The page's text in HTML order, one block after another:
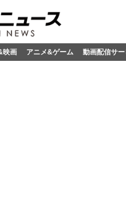
映画 アニメ&ゲーム 動画配信サー